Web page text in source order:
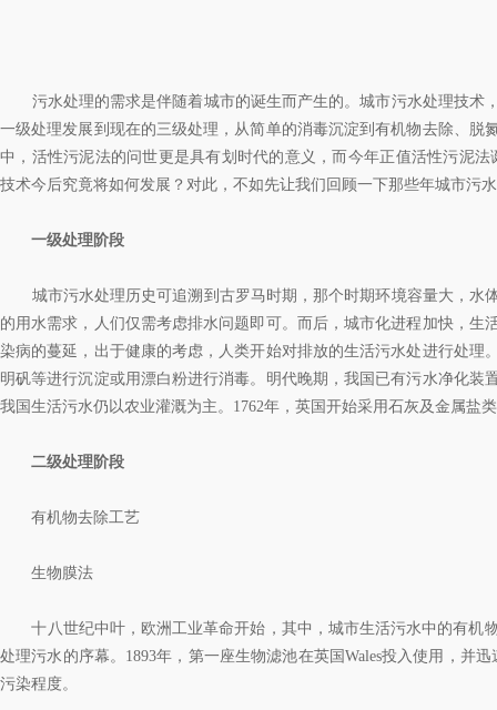
污水处理的需求是伴随着城市的诞生而产生的。城市污水处理技术
一级处理发展到现在的三级处理，从简单的消毒沉淀到有机物去除、脱
中，活性污泥法的问世更是具有划时代的意义，而今年正值活性污泥法
技术今后究竟将如何发展？对此，不如先让我们回顾一下那些年城市污
一级处理阶段
城市污水处理历史可追溯到古罗马时期，那个时期环境容量大，水
的用水需求，人们仅需考虑排水问题即可。而后，城市化进程加快，生
染病的蔓延，出于健康的考虑，人类开始对排放的生活污水处进行处理
明矾等进行沉淀或用漂白粉进行消毒。明代晚期，我国已有污水净化装
我国生活污水仍以农业灌溉为主。1762年，英国开始采用石灰及金属盐
二级处理阶段
有机物去除工艺
生物膜法
十八世纪中叶，欧洲工业革命开始，其中，城市生活污水中的有机
处理污水的序幕。1893年，第一座生物滤池在英国Wales投入使用，并
污染程度。